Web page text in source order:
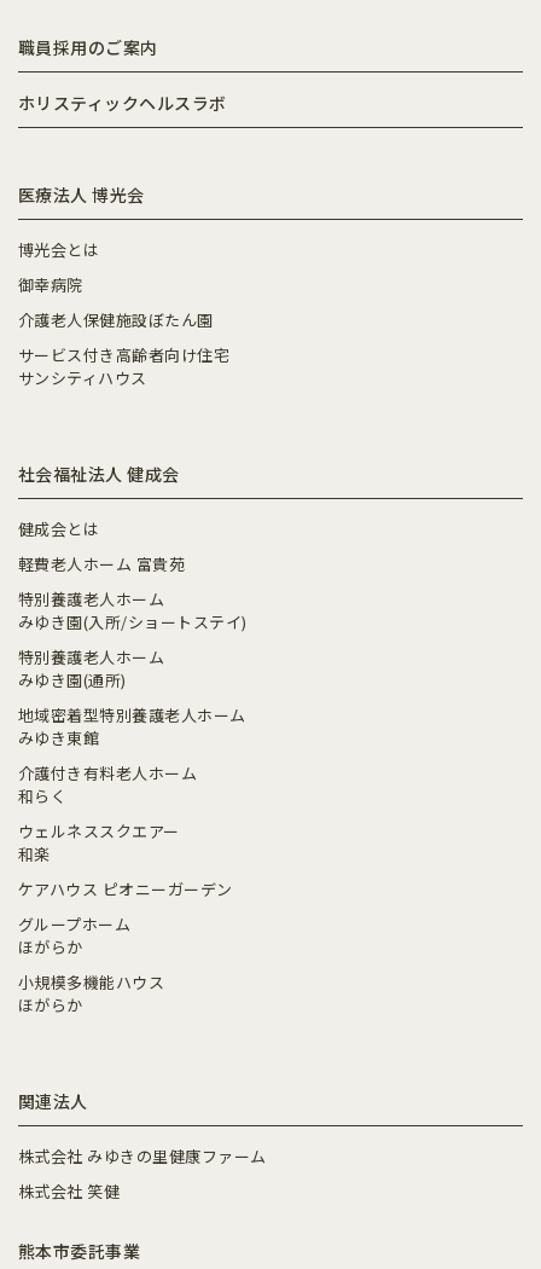
職員採用のご案内
ホリスティックヘルスラボ
医療法人 博光会
博光会とは
御幸病院
介護老人保健施設ぼたん園
サービス付き高齢者向け住宅
サンシティハウス
社会福祉法人 健成会
健成会とは
軽費老人ホーム 富貴苑
特別養護老人ホーム
みゆき園(入所/ショートステイ)
特別養護老人ホーム
みゆき園(通所)
地域密着型特別養護老人ホーム
みゆき東館
介護付き有料老人ホーム
和らく
ウェルネススクエアー
和楽
ケアハウス ピオニーガーデン
グループホーム
ほがらか
小規模多機能ハウス
ほがらか
関連法人
株式会社 みゆきの里健康ファーム
株式会社 笑健
熊本市委託事業